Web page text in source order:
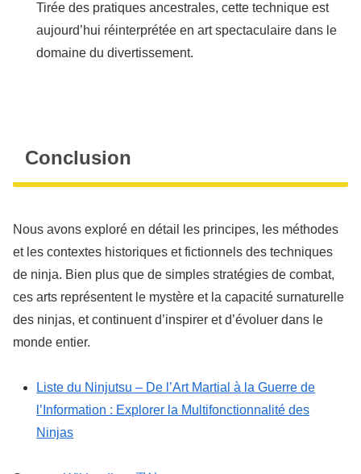
Tirée des pratiques ancestrales, cette technique est
aujourd’hui réinterprétée en art spectaculaire dans le
domaine du divertissement.
Conclusion
Nous avons exploré en détail les principes, les méthodes
et les contextes historiques et fictionnels des techniques
de ninja. Bien plus que de simples stratégies de combat,
ces arts représentent le mystère et la capacité surnaturelle
des ninjas, et continuent d’inspirer et d’évoluer dans le
monde entier.
Liste du Ninjutsu – De l’Art Martial à la Guerre de
l’Information : Explorer la Multifonctionnalité des
Ninjas